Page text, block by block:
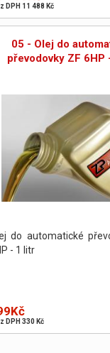
DPH 11 488 Kč
05 - Olej do
převodovky ZF 6HP
do automatické
- 1 litr
DPH 330 Kč